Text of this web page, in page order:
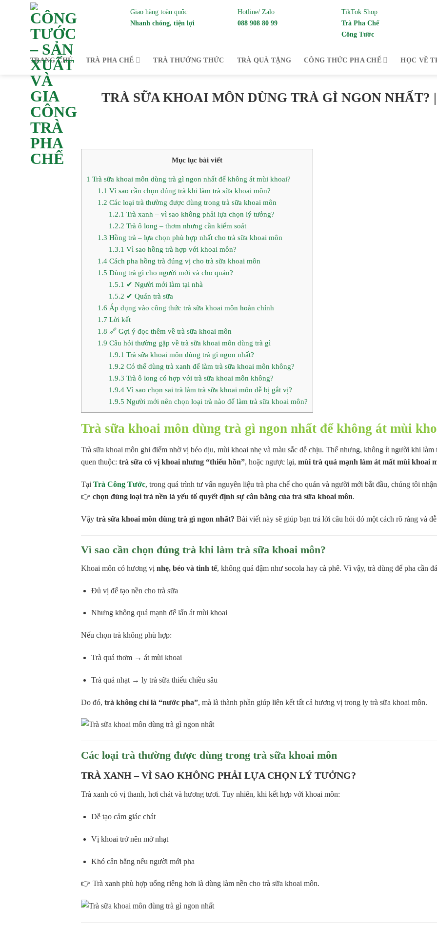
Giao hàng toàn quốc
Nhanh chóng, tiện lợi
Hotline/ Zalo
088 908 80 99
TikTok Shop
Trà Pha Chế
Công Tước
TRANG CHỦ TRÀ PHA CHẾ TRÀ THƯỞNG THỨC TRÀ QUÀ TẶNG CÔNG THỨC PHA CHẾ HỌC VỀ
TRÀ SỮA KHOAI MÔN DÙNG TRÀ GÌ NGON NHẤT?
Mục lục bài viết
1 Trà sữa khoai môn dùng trà gì ngon nhất để không át mùi khoai?
1.1 Vì sao cần chọn đúng trà khi làm trà sữa khoai môn?
1.2 Các loại trà thường được dùng trong trà sữa khoai môn
1.2.1 Trà xanh – vì sao không phải lựa chọn lý tưởng?
1.2.2 Trà ô long – thơm nhưng cần kiểm soát
1.3 Hồng trà – lựa chọn phù hợp nhất cho trà sữa khoai môn
1.3.1 Vì sao hồng trà hợp với khoai môn?
1.4Cách pha hồng trà đúng vị cho trà sữa khoai môn
1.5 Dùng trà gì cho người mới và cho quán?
1.5.1 ✔ Người mới làm tại nhà
1.5.2 ✔ Quán trà sữa
1.6 Áp dụng vào công thức trà sữa khoai môn hoàn chỉnh
1.7 Lời kết
1.8 🔗 Gợi ý đọc thêm về trà sữa khoai môn
1.9 Câu hỏi thường gặp về trà sữa khoai môn dùng trà gì
1.9.1 Trà sữa khoai môn dùng trà gì ngon nhất?
1.9.2 Có thể dùng trà xanh để làm trà sữa khoai môn không?
1.9.3 Trà ô long có hợp với trà sữa khoai môn không?
1.9.4Vì sao chọn sai trà làm trà sữa khoai môn dễ bị gắt vị?
1.9.5 Người mới nên chọn loại trà nào để làm trà sữa khoai môn?
Trà sữa khoai môn dùng trà gì ngon nhất để không át mùi
Trà sữa khoai môn ghi điểm nhờ vị béo dịu, mùi khoai nhẹ và màu sắc dễ chịu. Thế nhưng, không ít người khi làm
quen thuộc:trà sữa có vị khoai nhưng “thiếu hồn”, hoặc ngược lại,mùi trà quá mạnh làm át mất mùi khoai
TạiTrà Công Tước, trong quá trình tư vấn nguyên liệu trà pha chế cho quán và người mới bắt đầu, chúng tôi
👉chọn đúng loại trà nền là yếu tố quyết định sự cân bằng của trà sữa khoai môn.
Vậytrà sữa khoai môn dùng trà gì ngon nhất? Bài viết này sẽ giúp bạn trả lời câu hỏi đó một cách rõ ràng và
Vì sao cần chọn đúng trà khi làm trà sữa khoai môn?
Khoai môn có hương vịnhẹ, béo và tinh tế, không quá đậm như socola hay cà phê. Vì vậy, trà dùng để pha cần
Đủ vị để tạo nền cho trà sữa
Nhưng không quá mạnh để lấn át mùi khoai
Nếu chọn trà không phù hợp:
Trà quá thơm → át mùi khoai
Trà quá nhạt → ly trà sữa thiếu chiều sâu
Do đó,trà không chỉ là “nước pha”, mà là thành phần giúp liên kết tất cả hương vị trong ly trà sữa khoai môn.
Các loại trà thường được dùng trong trà sữa khoai môn
TRÀ XANH – VÌ SAO KHÔNG PHẢI LỰA CHỌN LÝ TƯỞNG?
Trà xanh có vị thanh, hơi chát và hương tươi. Tuy nhiên, khi kết hợp với khoai môn:
Dễ tạo cảm giác chát
Vị khoai trở nên mờ nhạt
Khó cân bằng nếu người mới pha
👉 Trà xanh phù hợp uống riêng hơn là dùng làm nền cho trà sữa khoai môn.